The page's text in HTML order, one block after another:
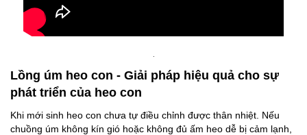
Lồng úm heo con - Giải pháp hiệu quả cho sự
phát triển của heo con
Khi mới sinh heo con chưa tự điều chỉnh được thân nhiệt. Nếu
chuồng úm không kín gió hoặc không đủ ấm heo dễ bị cảm lạnh,